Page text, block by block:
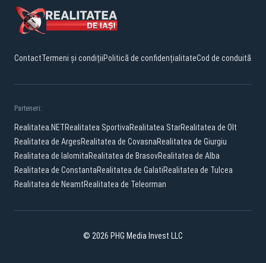
ContactTermeni și condițiiPolitică de confidențialitateCod de conduită
Parteneri:
Realitatea.NETRealitatea SportivaRealitatea StarRealitatea de Olt
Realitatea de ArgesRealitatea de CovasnaRealitatea de Giurgiu
Realitatea de IalomitaRealitatea de BrasovRealitatea de Alba
Realitatea de ConstantaRealitatea de GalatiRealitatea de Tulcea
Realitatea de NeamtRealitatea de Teleorman
© 2026 PHG Media Invest LLC